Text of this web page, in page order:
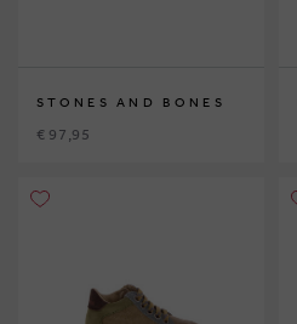
STONES AND BONES
€ 97,95